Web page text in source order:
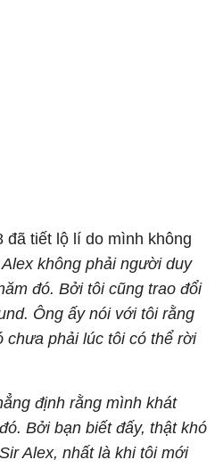
đã tiết lộ lí do mình không
Alex không phải người duy
đó. Bởi tôi cũng trao đổi
Ông ấy nói với tôi rằng
chưa phải lúc tôi có thể rời
định rằng mình khát
Bởi bạn biết đấy, thật khó
Alex, nhất là khi tôi mới